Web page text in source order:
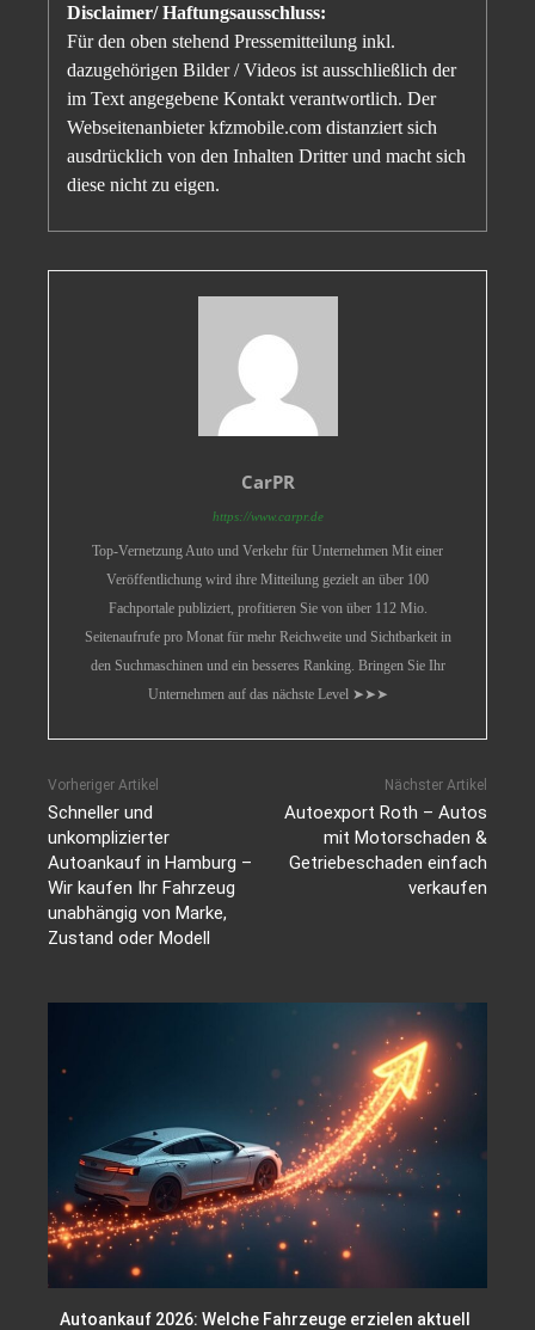
Disclaimer/ Haftungsausschluss:
Für den oben stehend Pressemitteilung inkl.
dazugehörigen Bilder / Videos ist ausschließlich der
im Text angegebene Kontakt verantwortlich. Der
Webseitenanbieter kfzmobile.com distanziert sich
ausdrücklich von den Inhalten Dritter und macht sich
diese nicht zu eigen.
CarPR
https://www.carpr.de
Top-Vernetzung Auto und Verkehr für Unternehmen Mit einer
Veröffentlichung wird ihre Mitteilung gezielt an über 100
Fachportale publiziert, profitieren Sie von über 112 Mio.
Seitenaufrufe pro Monat für mehr Reichweite und Sichtbarkeit in
den Suchmaschinen und ein besseres Ranking. Bringen Sie Ihr
Unternehmen auf das nächste Level ➤➤➤
Vorheriger Artikel
Schneller und
unkomplizierter
Autoankauf in Hamburg –
Wir kaufen Ihr Fahrzeug
unabhängig von Marke,
Zustand oder Modell
Nächster Artikel
Autoexport Roth – Autos
mit Motorschaden &
Getriebeschaden einfach
verkaufen
Autoankauf 2026: Welche Fahrzeuge erzielen aktuell